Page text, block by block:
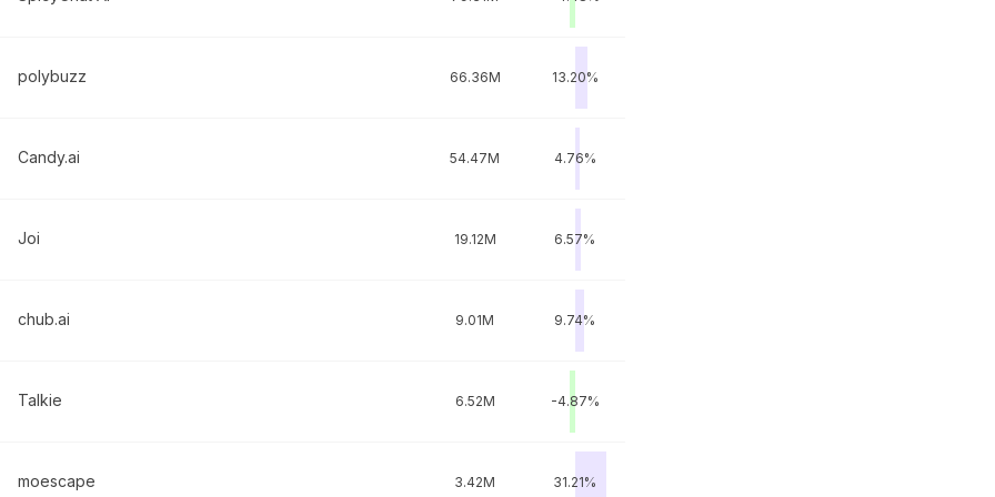
polybuzz 66.36M 13.20%
Candy.ai 54.47M 4.76%
Joi 19.12M 6.57%
chub.ai 9.01M 9.74%
Talkie 6.52M -4.87%
moescape 3.42M 31.21%